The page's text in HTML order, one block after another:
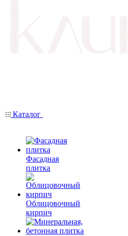
Каталог
Фасадная
плитка
Облицовочный
кирпич